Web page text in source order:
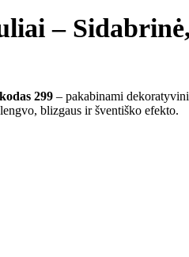
–
299 – pakabinami
blizgaus ir šventiško efekto.